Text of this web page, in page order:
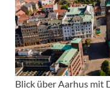
Blick über Aarhus mit